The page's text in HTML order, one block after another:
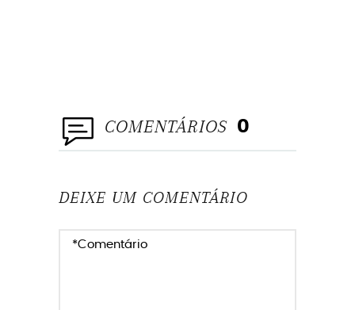
COMENTÁRIOS 0
DEIXE UM COMENTÁRIO